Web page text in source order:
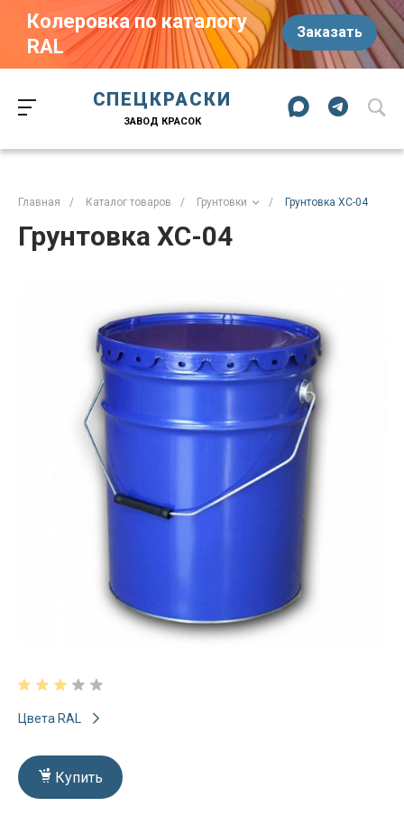
Колеровка по каталогу
RAL
Заказать
ул. Труда, д. 187 к.2
Челябинск
Челябинская область
СПЕЦКРАСКИ
ЗАВОД КРАСОК
Главная / Каталог товаров / Грунтовки / Грунтовка ХС-04
Грунтовка ХС-04
Цвета RAL
Купить